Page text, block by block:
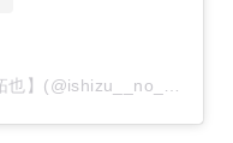
コンビニアイスおじさん【石津 拓也】(@ishizu__no__takusan)がシェアした投稿